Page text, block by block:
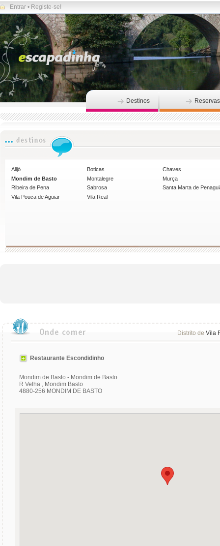
Entrar • Registe-se!
Destinos Reservas
Alijó Boticas
Chaves
Mondim de Basto
Montalegre
Murça
Ribeira de Pena
Sabrosa
Santa Marta de
Vila Pouca de Aguiar
Vila Real
Distrito de Vila
Restaurante Escondidinho
Mondim de Basto - Mondim de Basto
R Velha , Mondim Basto
4880-256 MONDIM DE BASTO